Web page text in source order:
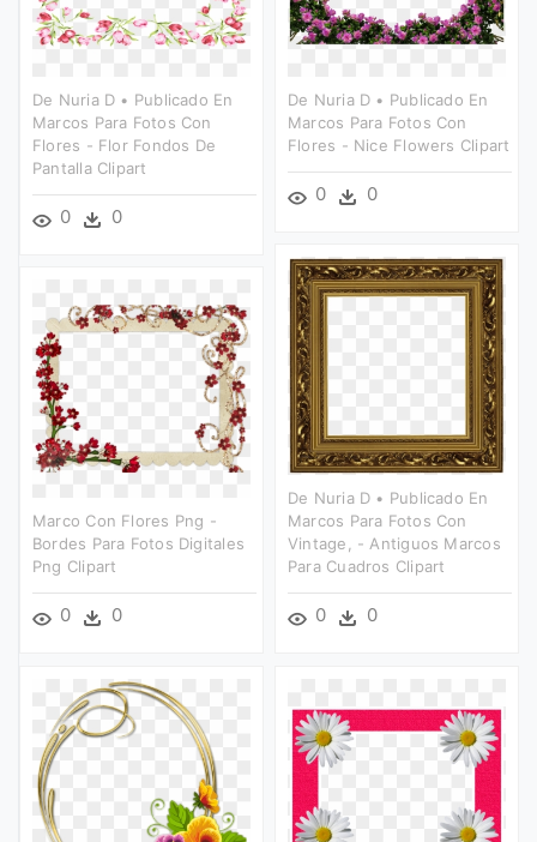
De Nuria D • Publicado En
Marcos Para Fotos Con
Flores - Flor Fondos De
Pantalla Clipart
0 0
De Nuria D • Publicado En
Marcos Para Fotos Con
Flores - Nice Flowers Clipart
0 0
De Nuria D • Publicado En
Marcos Para Fotos Con
Vintage, - Antiguos Marcos
Para Cuadros Clipart
0 0
Marco Con Flores Png -
Bordes Para Fotos Digitales
Png Clipart
0 0